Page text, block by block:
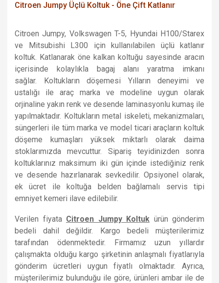
Citroen Jumpy Üçlü Koltuk - Öne Çift Katlanır
Citroen Jumpy, Volkswagen T-5, Hyundai H100/Starex
ve Mitsubishi L300 için kullanılabilen üçlü katlanır
koltuk. Katlanarak öne kalkan koltuğu sayesinde aracın
içerisinde kolaylıkla bagaj alanı yaratma imkanı
sağlar. Koltukların döşemesi Yılların deneyimi ve
ustalığı ile araç marka ve modeline uygun olarak
orjinaline yakın renk ve desende laminasyonlu kumaş ile
yapılmaktadır. Koltukların metal iskeleti, mekanizmaları,
süngerleri ile tüm marka ve model ticari araçların koltuk
döşeme kumaşları yüksek miktarlı olarak daima
stoklarımızda mevcuttur. Sipariş teyidinizden sonra
koltuklarınız maksimum iki gün içinde istediğiniz renk
ve desende hazırlanarak sevkedilir. Opsiyonel olarak,
ek ücret ile koltuğa belden bağlamalı servis tipi
emniyet kemeri ilave edilebilir.
Verilen fiyata Citroen Jumpy Koltuk ürün gönderim
bedeli dahil değildir. Kargo bedeli müşterilerimiz
tarafından ödenmektedir. Firmamız uzun yıllardır
çalışmakta olduğu kargo şirketinin anlaşmalı fiyatlarıyla
gönderim ücretleri uygun fiyatlı olmaktadır. Ayrıca,
müşterilerimiz bulunduğu ile göre, ürünleri ambar ile de